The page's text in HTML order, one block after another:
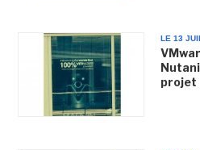
LE 13
projet